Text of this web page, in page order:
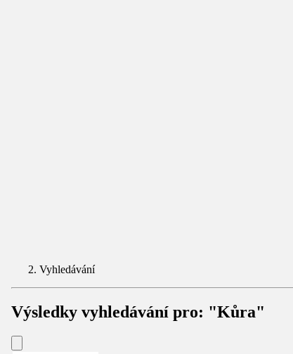
Vyhledávání
Výsledky vyhledávání pro: "Kůra"